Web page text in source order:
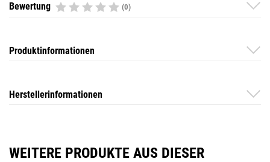
Bewertung (0)
Produktinformationen
Herstellerinformationen
WEITERE PRODUKTE AUS DIESER